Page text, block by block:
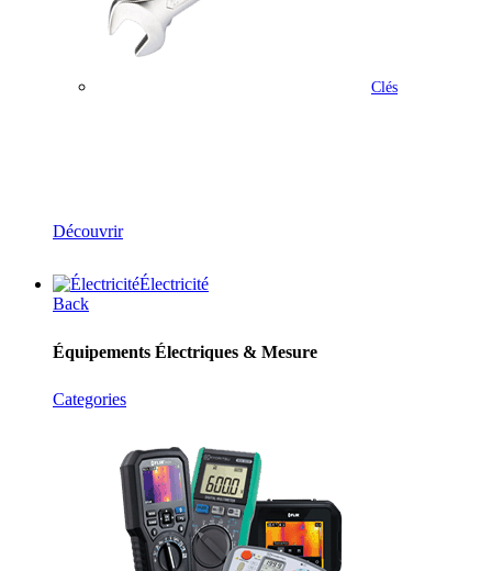
Clés
Découvrir
Électricité
Back
Équipements Électriques & Mesure
Categories